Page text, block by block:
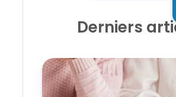
Derniers